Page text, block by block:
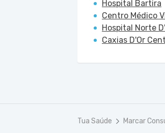
Hospital Bartira
Centro Médico
Hospital Norte
Caxias D'Or
Tua Saúde Marcar